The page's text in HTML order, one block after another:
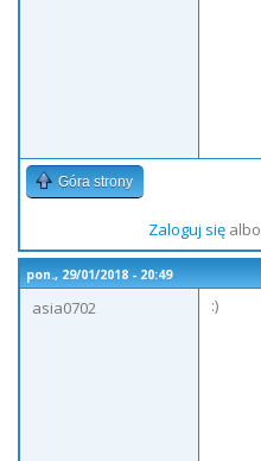
Góra strony
Zaloguj sięalbo
pon., 29/01/2018 - 20:49
asia0702
:)